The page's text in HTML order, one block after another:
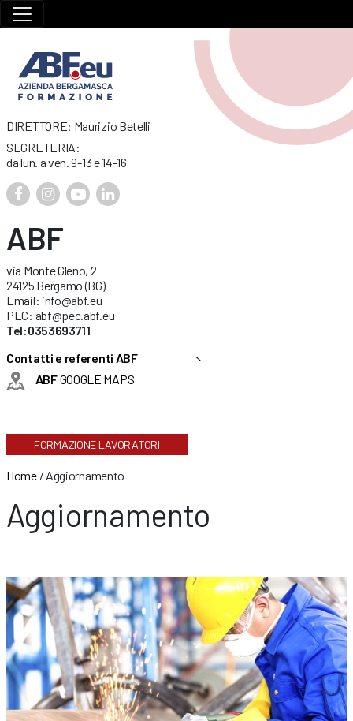
DIRETTORE: Maurizio Betelli
SEGRETERIA:
da lun. a ven. 9-13 e 14-16
ABF
via Monte Gleno, 2
24125 Bergamo (BG)
Email: info@abf.eu
PEC: abf@pec.abf.eu
Tel:0353693711
Contatti e referenti ABF
ABFGOOGLE MAPS
FORMAZIONE LAVORATORI
Home/ Aggiornamento
Aggiornamento